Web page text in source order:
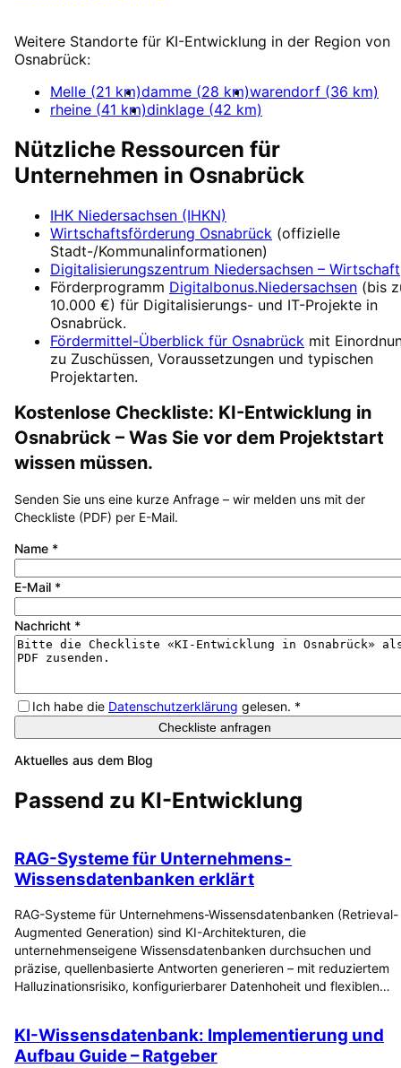
Weitere Standorte für KI-Entwicklung in der Region von
Osnabrück:
Melle (21 km)damme (28 km)warendorf (36 km)
rheine (41 km)dinklage (42 km)
Nützliche Ressourcen für
Unternehmen in Osnabrück
IHK Niedersachsen (IHKN)
Wirtschaftsförderung Osnabrück (offizielle
Stadt-/Kommunalinformationen)
Digitalisierungszentrum Niedersachsen – Wirtschaft
Förderprogramm Digitalbonus.Niedersachsen (bis
10.000 €) für Digitalisierungs- und IT-Projekte in
Osnabrück.
Fördermittel-Überblick für Osnabrück mit
zu Zuschüssen, Voraussetzungen und typischen
Projektarten.
Kostenlose Checkliste: KI-Entwicklung in
Osnabrück – Was Sie vor dem Projektstart
wissen müssen.
Senden Sie uns eine kurze Anfrage – wir melden uns mit der
Checkliste (PDF) per E-Mail.
Name *
E-Mail *
Nachricht *
Ich habe die Datenschutzerklärung gelesen. *
Checkliste anfragen
Aktuelles aus dem Blog
Passend zu KI-Entwicklung
RAG-Systeme für Unternehmens-
Wissensdatenbanken erklärt
RAG-Systeme für Unternehmens-Wissensdatenbanken (Retrieval-
Augmented Generation) sind KI-Architekturen, die
unternehmenseigene Wissensdatenbanken durchsuchen und
präzise, quellenbasierte Antworten generieren – mit reduziertem
Halluzinationsrisiko, konfigurierbarer Datenhoheit und flexiblen…
KI-Wissensdatenbank: Implementierung und
Aufbau Guide – Ratgeber